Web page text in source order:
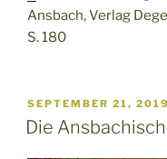
Ansbach, Verlag
S. 180
VERÖFFENTLICHT
AM
SEPTEMBER 21, 2019
Die